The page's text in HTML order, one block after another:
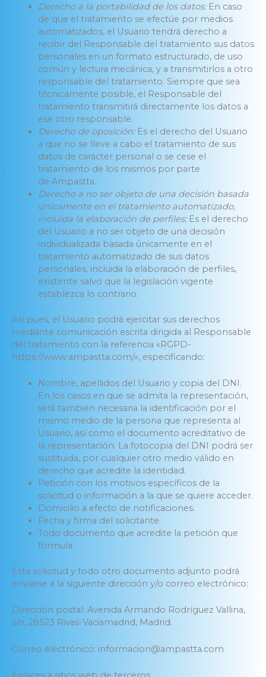
Derecho a la portabilidad de los datos:En caso
de que el tratamiento se efectúe por medios
automatizados, el Usuario tendrá derecho a
recibir del Responsable del tratamiento sus datos
personales en un formato estructurado, de uso
común y lectura mecánica, y a transmitirlos a otro
responsable del tratamiento. Siempre que sea
técnicamente posible, el Responsable del
tratamiento transmitirá directamente los datos a
ese otro responsable.
Derecho de oposición:Es el derecho del Usuario
a que no se lleve a cabo el tratamiento de sus
datos de carácter personal o se cese el
tratamiento de los mismos por parte
de Ampastta.
Derecho a no ser objeto de una decisión basada
únicamente en el tratamiento automatizado,
incluida la elaboración de perfiles:Es el derecho
del Usuario a no ser objeto de una decisión
individualizada basada únicamente en el
tratamiento automatizado de sus datos
personales, incluida la elaboración de perfiles,
existente salvo que la legislación vigente
establezca lo contrario.
Así pues, el Usuario podrá ejercitar sus derechos
mediante comunicación escrita dirigida al Responsable
del tratamiento con la referencia «RGPD-
https://www.ampastta.com/», especificando:
Nombre, apellidos del Usuario y copia del DNI.
En los casos en que se admita la representación,
será también necesaria la identificación por el
mismo medio de la persona que representa al
Usuario, así como el documento acreditativo de
la representación. La fotocopia del DNI podrá ser
sustituida, por cualquier otro medio válido en
derecho que acredite la identidad.
Petición con los motivos específicos de la
solicitud o información a la que se quiere acceder.
Domicilio a efecto de notificaciones.
Fecha y firma del solicitante.
Todo documento que acredite la petición que
formula.
Esta solicitud y todo otro documento adjunto podrá
enviarse a la siguiente dirección y/o correo electrónico:
Dirección postal: Avenida Armando Rodríguez Vallina,
s/n, 28523 Rivas-Vaciamadrid, Madrid.
Correo electrónico: informacion@ampastta.com